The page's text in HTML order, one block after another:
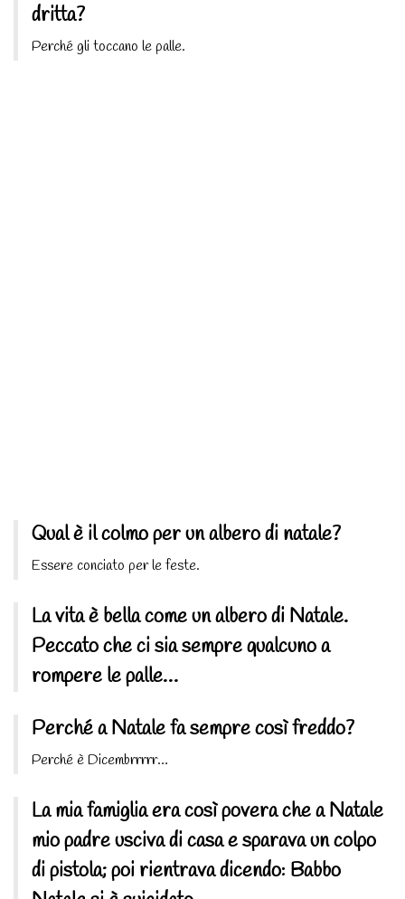
dritta?
Perché gli toccano le palle.
Qual è il colmo per un albero di natale?
Essere conciato per le feste.
La vita è bella come un albero di Natale.
Peccato che ci sia sempre qualcuno a
rompere le palle…
Perché a Natale fa sempre così freddo?
Perché è Dicembrrrrr…
La mia famiglia era così povera che a Natale
mio padre usciva di casa e sparava un colpo
di pistola; poi rientrava dicendo: Babbo